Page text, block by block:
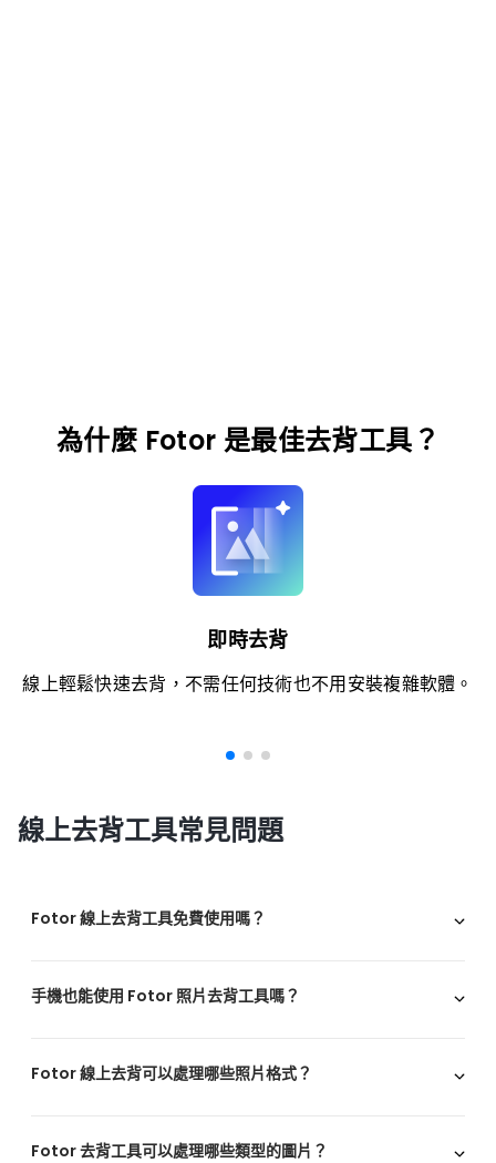
為什麼 Fotor 是最佳去背工具？
即時去背
線上輕鬆快速去背，不需任何技術也不用安裝複雜軟體。
線上去背工具常見問題
Fotor 線上去背工具免費使用嗎？
手機也能使用 Fotor 照片去背工具嗎？
Fotor 線上去背可以處理哪些照片格式？
Fotor 去背工具可以處理哪些類型的圖片？